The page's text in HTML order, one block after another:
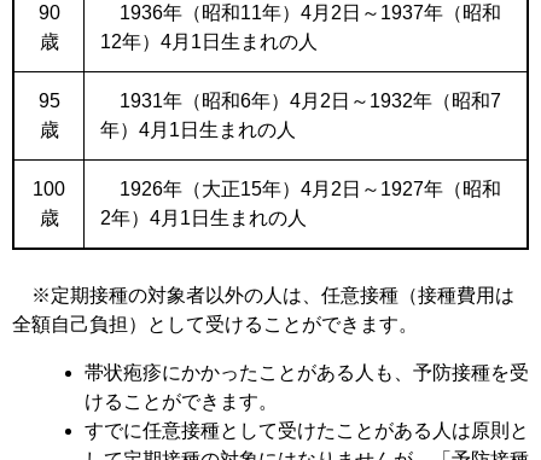
90
歳
1936年（昭和11年）4月2日～1937年（昭和
12年）4月1日生まれの人
95
歳
1931年（昭和6年）4月2日～1932年（昭和7
年）4月1日生まれの人
100
歳
1926年（大正15年）4月2日～1927年（昭和
2年）4月1日生まれの人
※定期接種の対象者以外の人は、任意接種（接種費用は
全額自己負担）として受けることができます。
帯状疱疹にかかったことがある人も、予防接種を受
けることができます。
すでに任意接種として受けたことがある人は原則と